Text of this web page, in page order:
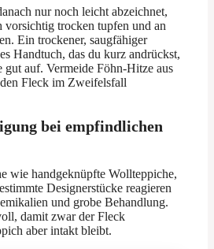
nur noch leicht abzeichnet,
vorsichtig trocken tupfen und an
Ein trockener, saugfähiger
Handtuch, das du kurz andrückst,
gut auf. Vermeide Föhn-Hitze aus
Fleck im Zweifelsfall
bei empfindlichen
wie handgeknüpfte Wollteppiche,
Designerstücke reagieren
und grobe Behandlung.
damit zwar der Fleck
aber intakt bleibt.